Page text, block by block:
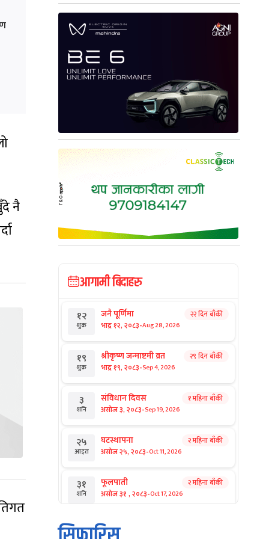
नै
आगामी बिदाहरु
१२
शुक्र
जनै पूर्णिमा
भाद्र १२, २०८३-Aug 28, 2026
२२ दिन बाँकी
१९
शुक्र
श्रीकृष्ण जन्माष्टमी व्रत
भाद्र १९, २०८३-Sep 4, 2026
२९ दिन बाँकी
३
शनि
संविधान दिवस
असोज ३, २०८३-Sep 19, 2026
१ महिना बाँकी
२५
आइत
घटस्थापना
असोज २५, २०८३-Oct 11, 2026
२ महिना बाँकी
३१
शनि
फूलपाती
असोज ३१ , २०८३-Oct 17, 2026
२ महिना बाँकी
१
आइत
कार्तिक सङ्क्रान्ति
कार्तिक १, २०८३